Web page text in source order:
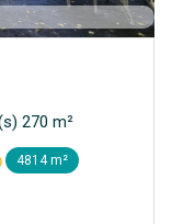
Maison 11 pièce(s) 8 chambre(s) 270 m²
4814 m²